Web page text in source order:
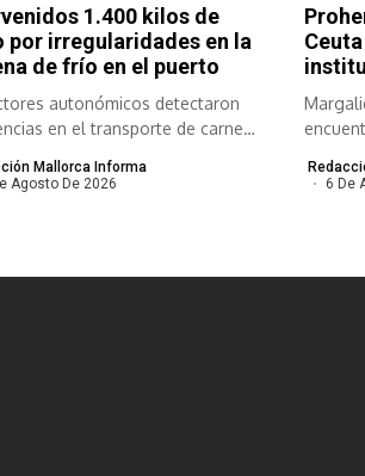
1.400 kilos de
por irregularidades en la
de frío en el puerto
autonómicos detectaron
en el transporte de carne
Mallorca Informa
Agosto De 2026
6 De